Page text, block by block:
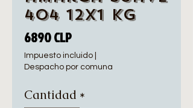
404 12x1 Kg
6890 CLPPrecio
Impuesto incluido
Despacho por comuna
Cantidad *